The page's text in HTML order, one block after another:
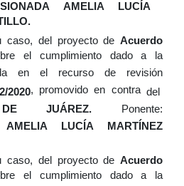
AMELIA LUCÍA
caso, del proyecto deAcuerdo
el cumplimiento dado a la
en el recurso de revisión
2020, promovido en contra del
JUÁREZ. Ponente:
AMELIA LUCÍA MARTÍNEZ
caso, del proyecto deAcuerdo
el cumplimiento dado a la